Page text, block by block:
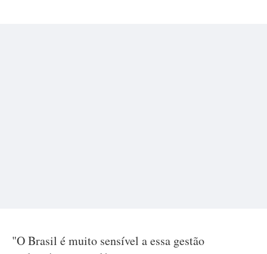
"O Brasil é muito sensível a essa gestão